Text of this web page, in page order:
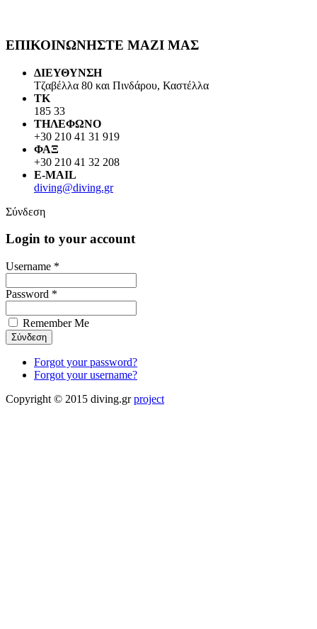
ΕΠΙΚΟΙΝΩΝΗΣΤΕ ΜΑΖΙ ΜΑΣ
ΔΙΕΥΘΥΝΣΗ
Τζαβέλλα 80 και Πινδάρου, Καστέλλα
ΤΚ
185 33
ΤΗΛΕΦΩΝΟ
+30 210 41 31 919
ΦΑΞ
+30 210 41 32 208
E-MAIL
diving@diving.gr
Σύνδεση
Login to your account
Username *
Password *
Remember Me
Forgot your password?
Forgot your username?
Copyright © 2015 diving.grproject